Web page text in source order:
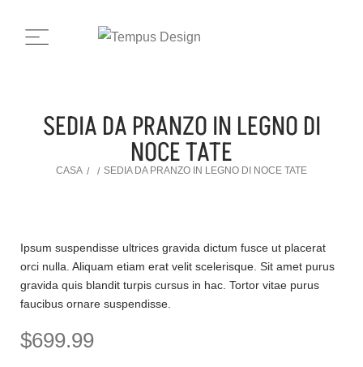
SEDIA DA PRANZO IN LEGNO DI
NOCE TATE
CASA / / SEDIA DA PRANZO IN LEGNO DI NOCE TATE
Ipsum suspendisse ultrices gravida dictum fusce ut placerat
orci nulla. Aliquam etiam erat velit scelerisque. Sit amet purus
gravida quis blandit turpis cursus in hac. Tortor vitae purus
faucibus ornare suspendisse.
$699.99